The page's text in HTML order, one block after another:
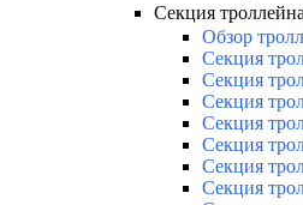
Секция
Обзор
Секция
Секция
Секция
Секция
Секция
Секция
Секция